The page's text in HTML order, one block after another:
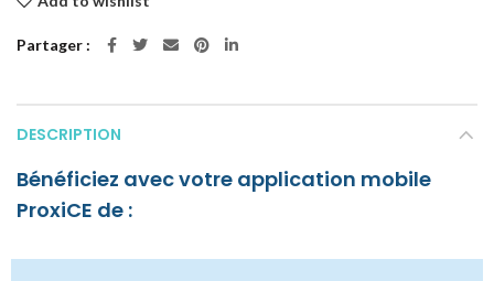
Partager
DESCRIPTION
Bénéficiez avec votre application mobile
ProxiCE de :